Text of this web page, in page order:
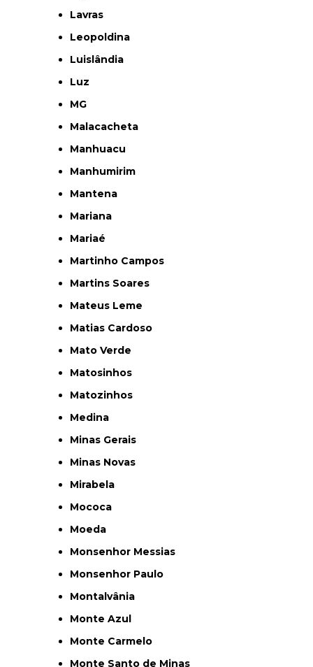
Lavras
Leopoldina
Luislândia
Luz
MG
Malacacheta
Manhuacu
Manhumirim
Mantena
Mariana
Mariaé
Martinho Campos
Martins Soares
Mateus Leme
Matias Cardoso
Mato Verde
Matosinhos
Matozinhos
Medina
Minas Gerais
Minas Novas
Mirabela
Mococa
Moeda
Monsenhor Messias
Monsenhor Paulo
Montalvânia
Monte Azul
Monte Carmelo
Monte Santo de Minas